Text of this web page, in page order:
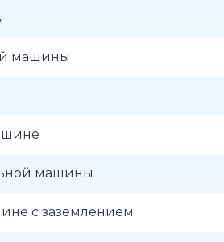
машины
машины
с заземлением